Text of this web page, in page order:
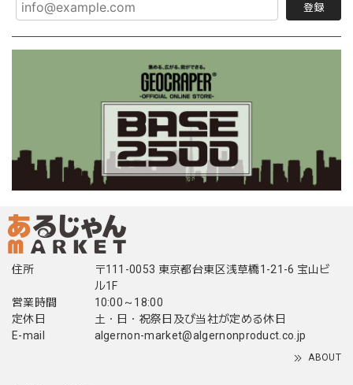
登録
住所
〒111-0053 東京都台東区浅草橋1-21-6 宝山ビ
ル1F
営業時間
10:00～18:00
定休日
土・日・祝祭日及び当社が定める休日
E-mail
algernon-market@algernonproduct.co.jp
ABOUT